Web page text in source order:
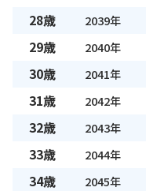
28歳 2039年
29歳 2040年
30歳 2041年
31歳 2042年
32歳 2043年
33歳 2044年
34歳 2045年